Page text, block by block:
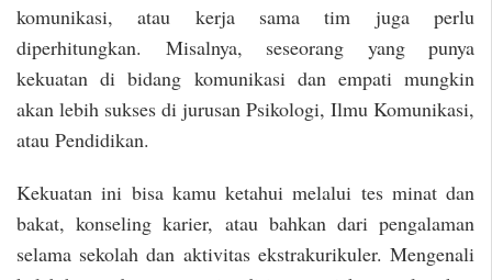
komunikasi, atau kerja sama tim juga perlu
diperhitungkan. Misalnya, seseorang yang punya
kekuatan di bidang komunikasi dan empati mungkin
akan lebih sukses di jurusan Psikologi, Ilmu Komunikasi,
atau Pendidikan.
Kekuatan ini bisa kamu ketahui melalui tes minat dan
bakat, konseling karier, atau bahkan dari pengalaman
selama sekolah dan aktivitas ekstrakurikuler. Mengenali